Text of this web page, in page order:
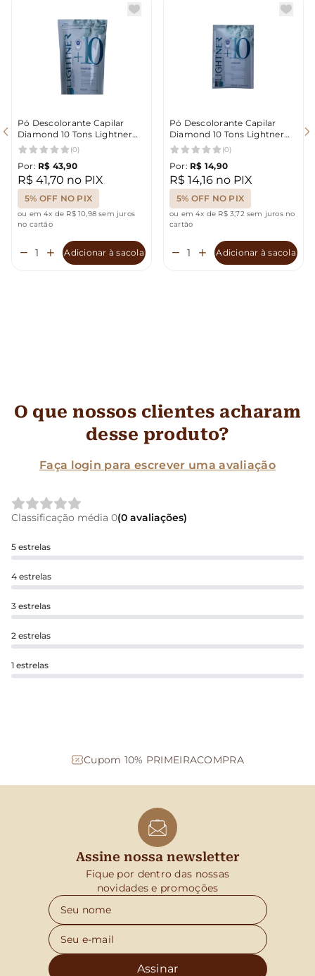
Pó Descolorante Capilar
Diamond 10 Tons Lightner
300g
(0)
Por: R$ 43,90
R$ 41,70 no PIX
5% OFF NO PIX
ou em 4x de R$ 10,98 sem juros
no cartão
Adicionar à sacola
Pó Descolorante Capilar
Diamond 10 Tons Lightner
50g
(0)
Por: R$ 14,90
R$ 14,16 no PIX
5% OFF NO PIX
ou em 4x de R$ 3,72 sem juros no
cartão
Adicionar à sacola
O que nossos clientes acharam
desse produto?
Faça login para escrever uma avaliação
Classificação média 0(0 avaliações)
5 estrelas
4 estrelas
3 estrelas
2 estrelas
1 estrelas
Cupom 10% PRIMEIRACOMPRA
Assine nossa newsletter
Fique por dentro das nossas
novidades e promoções
Assinar